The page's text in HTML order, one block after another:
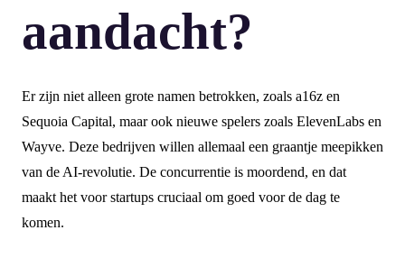
aandacht?
Er zijn niet alleen grote namen betrokken, zoals a16z en
Sequoia Capital, maar ook nieuwe spelers zoals ElevenLabs en
Wayve. Deze bedrijven willen allemaal een graantje meepikken
van de AI-revolutie. De concurrentie is moordend, en dat
maakt het voor startups cruciaal om goed voor de dag te
komen.